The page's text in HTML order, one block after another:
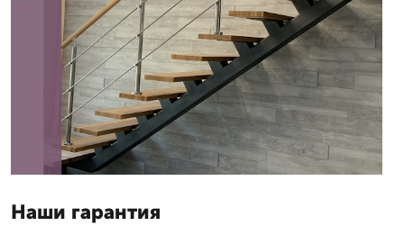
Наши гарантия